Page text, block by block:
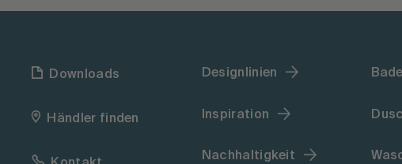
Downloads
Händler finden
Designlinien
Inspiration
Nachhaltigkeit